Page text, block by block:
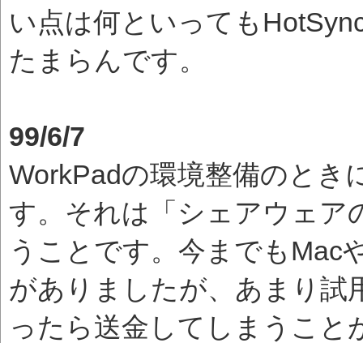
い点は何といっても
たまらんです。
99/6/7
WorkPadの環境整備のとき
す。それは「シェアウェア
うことです。今までもMac
がありましたが、あまり試
ったら送金してしまうこ